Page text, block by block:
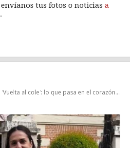
envíanos tus fotos o noticias a
.